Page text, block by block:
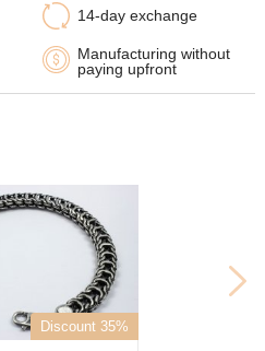
14-day exchange
Manufacturing without
paying upfront
Discount 35%